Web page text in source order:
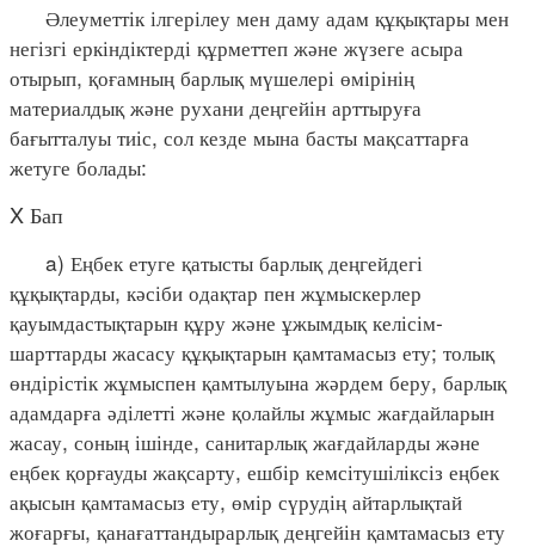
Әлеуметтік ілгерілеу мен даму адам құқықтары мен
негізгі еркіндіктерді құрметтеп және жүзеге асыра
отырып, қоғамның барлық мүшелері өмірінің
материалдық және рухани деңгейін арттыруға
бағытталуы тиіс, сол кезде мына басты мақсаттарға
жетуге болады:
X Бап
a) Еңбек етуге қатысты барлық деңгейдегі
құқықтарды, кәсіби одақтар пен жұмыскерлер
қауымдастықтарын құру және ұжымдық келісім-
шарттарды жасасу құқықтарын қамтамасыз ету; толық
өндірістік жұмыспен қамтылуына жәрдем беру, барлық
адамдарға әділетті және қолайлы жұмыс жағдайларын
жасау, соның ішінде, санитарлық жағдайларды және
еңбек қорғауды жақсарту, ешбір кемсітушіліксіз еңбек
ақысын қамтамасыз ету, өмір сүрудің айтарлықтай
жоғарғы, қанағаттандырарлық деңгейін қамтамасыз ету